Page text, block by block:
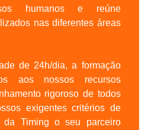
humanos e reúne
nas diferentes áreas
de 24h/dia, a formação
aos nossos recursos
rigoroso de todos
exigentes critérios de
da Timing o seu parceiro